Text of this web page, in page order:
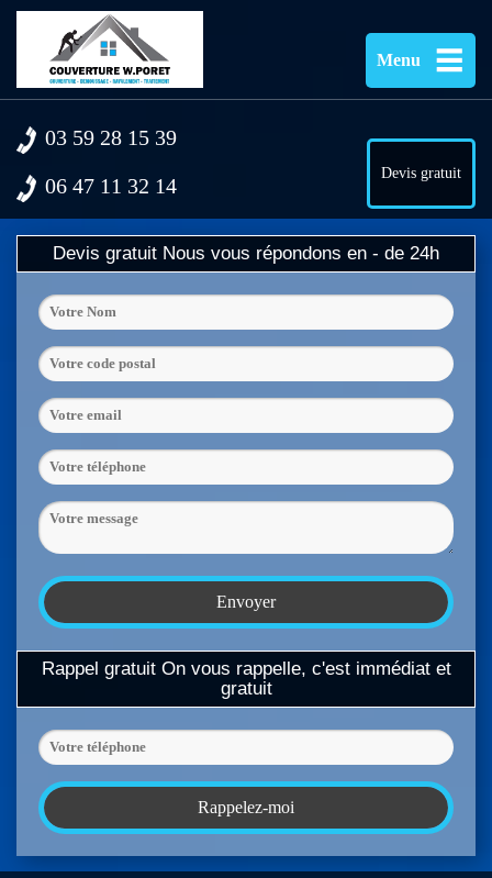
Menu
03 59 28 15 39
06 47 11 32 14
Devis gratuit
Devis gratuit Nous vous répondons en - de 24h
Rappel gratuit On vous rappelle, c'est immédiat et
gratuit